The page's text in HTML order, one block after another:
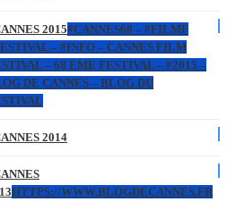
2015#CANNES68 – #FILMF
– #INFO – CANNES FILM
– 68 EME FESTIVAL – #2015 –
DE CANNES – BLOG DU
2014
HTTPS://WWW.BLOGDECANNES.FR